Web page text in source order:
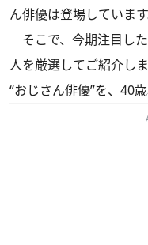
ん俳優は登場しています
そこで、今期注目し
人を厳選してご紹介し
“おじさん俳優”を、40